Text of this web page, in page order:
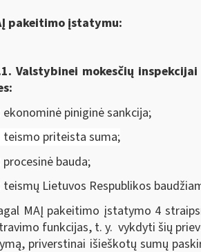
pakeitimo įstatymu:
Valstybinei mokesčių
ekonominė piniginė sankcija;
teismo priteista suma;
procesinė bauda;
teismų Lietuvos Respublikos
MAĮ pakeitimo įstatymo 4
funkcijas, t. y. vykdyti šių
priverstinai išieškotų sumų